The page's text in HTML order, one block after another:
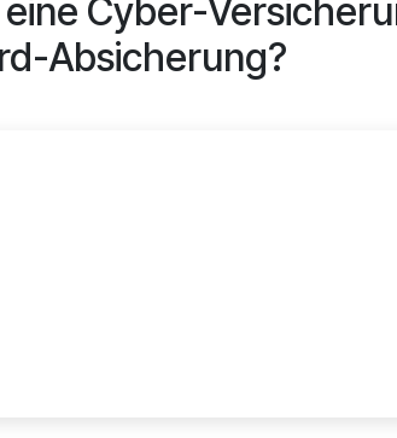
Cyber-
Absicherung?